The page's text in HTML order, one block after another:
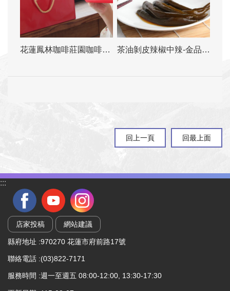
花蓮鳳林咖啡莊園咖啡濾
茶油剝皮辣椒中辣-金品醬
回上一頁 回最上面
:::
店家投稿 網站建議
縣府地址 :970270 花蓮市府前路17號
聯絡電話 :(03)822-7171
服務時間 :週一至週五 08:00-12:00, 13:30-17:30